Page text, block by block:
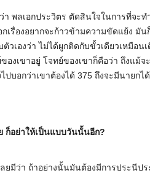
พลเอกประวิตร ตัดสินใจในการที่จะท
รื่องอยากจะก้าวข้ามความขัดแย้ง มัน
วเองว่า ไม่ได้ผูกติดกับขั้วเดียวเหมือน
งเขาอยู่ โจทย์ของเขาก็คือว่า ถึงแม้
บอกว่าเขาต้องได้ 375 ถึงจะมีนายกไ
ก็อย่าให้เป็นแบบวันนั้นอีก?
มีว่า ถ้าอย่างนั้นมันต้องมีการประนีปร